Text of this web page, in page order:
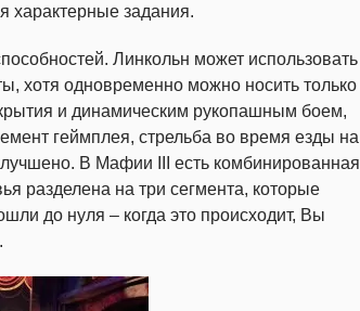
характерные задания.
Линкольн может использовать
хотя одновременно можно носить только
и динамическим рукопашным боем,
геймплея, стрельба во время езды на
В Мафии III есть комбинированная
разделена на три сегмента, которые
до нуля – когда это происходит, Вы